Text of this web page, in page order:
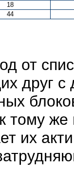
18
44
от
друг с
тому
их